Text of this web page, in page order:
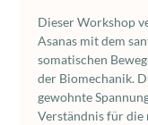
Dieser Workshop
Asanas mit dem
somatischen
der Biomechanik.
gewohnte
Verständnis für